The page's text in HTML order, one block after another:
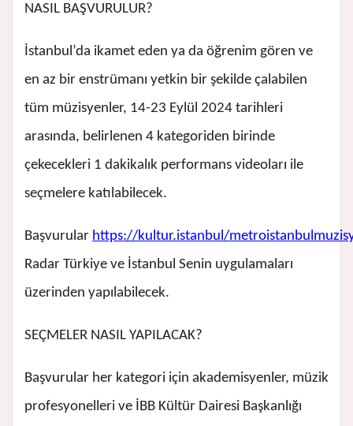
NASIL BAŞVURULUR?
İstanbul’da ikamet eden ya da öğrenim gören ve
en az bir enstrümanı yetkin bir şekilde çalabilen
tüm müzisyenler, 14-23 Eylül 2024 tarihleri
arasında, belirlenen 4 kategoriden birinde
çekecekleri 1 dakikalık performans videoları ile
seçmelere katılabilecek.
Başvurular https://kultur.istanbul/
Radar Türkiye ve İstanbul Senin uygulamaları
üzerinden yapılabilecek.
SEÇMELER NASIL YAPILACAK?
Başvurular her kategori için akademisyenler, müzik
profesyonelleri ve İBB Kültür Dairesi Başkanlığı